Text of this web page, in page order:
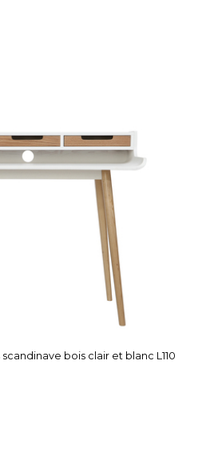
bois clair et blanc L110